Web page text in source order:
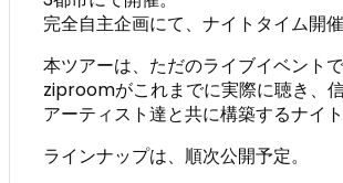
完全自主企画にて、ナイトタイム開催
本ツアーは、ただのライブイベントで
ziproomがこれまでに実際に聴き、
アーティスト達と共に構築するナイト
ラインナップは、順次公開予定。